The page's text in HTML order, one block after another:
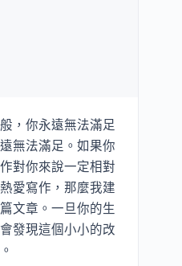
，你永遠無法滿足
無法滿足。如果你
對你來說一定相對
愛寫作，那麼我建
文章。一旦你的生
發現這個小小的改